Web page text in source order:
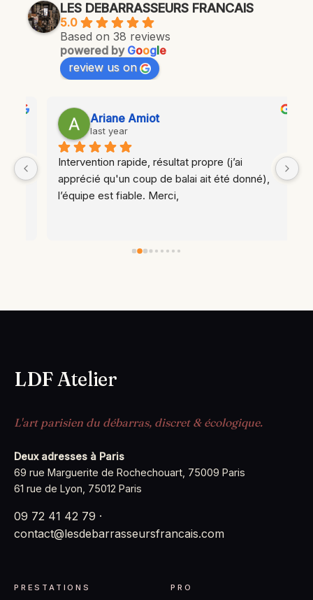
LES DEBARRASSEURS FRANCAIS
5.0
Based on 38 reviews
powered by Google
review us on
Ariane Amiot
last year
Intervention rapide, résultat propre (j’ai
apprécié qu'un coup de balai ait été donné),
l’équipe est fiable. Merci,
LDF Atelier
L'art parisien du débarras, discret & écologique.
Deux adresses à Paris
69 rue Marguerite de Rochechouart, 75009 Paris
61 rue de Lyon, 75012 Paris
09 72 41 42 79 ·
contact@lesdebarrasseursfrancais.com
PRESTATIONS PRO